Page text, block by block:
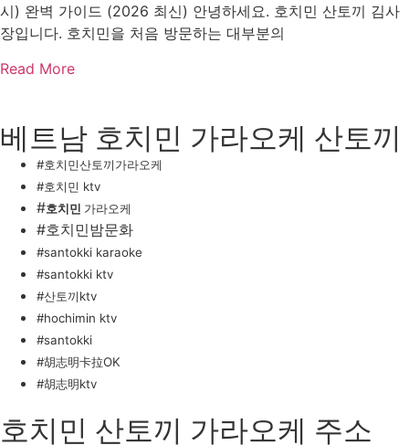
시) 완벽 가이드 (2026 최신) 안녕하세요. 호치민 산토끼 김사
장입니다. 호치민을 처음 방문하는 대부분의
Read More
베트남 호치민 가라오케 산토끼
#호치민산토끼가라오케
#호치민 ktv
#호치민 가라오케
#호치민밤문화
#santokki karaoke
#santokki ktv
#산토끼ktv
#hochimin ktv
#santokki
#胡志明卡拉OK
#胡志明ktv
호치민 산토끼 가라오케 주소